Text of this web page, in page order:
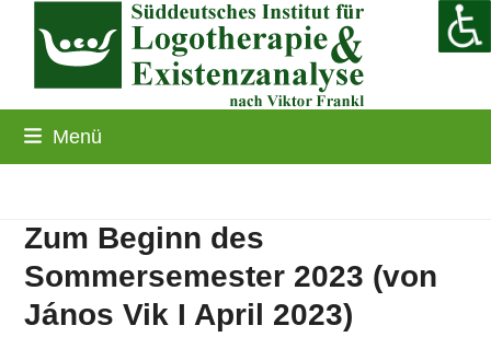
content
Menü
Zum Beginn des
Sommersemester 2023 (von
János Vik I April 2023)